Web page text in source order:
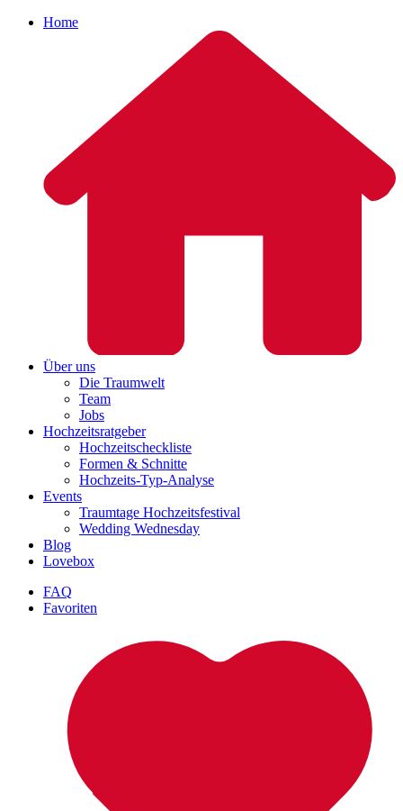
Home
Über uns
Die Traumwelt
Team
Jobs
Hochzeitsratgeber
Hochzeitscheckliste
Formen & Schnitte
Hochzeits-Typ-Analyse
Events
Traumtage Hochzeitsfestival
Wedding Wednesday
Blog
Lovebox
FAQ
Favoriten